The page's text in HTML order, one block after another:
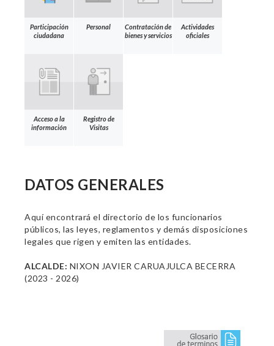
Participación
ciudadana
Personal
Contratación de
bienes y servicios
Actividades
oficiales
Acceso a la
información
Registro de
Visitas
DATOS GENERALES
Aquí encontrará el directorio de los funcionarios
públicos, las leyes, reglamentos y demás disposiciones
legales que rigen y emiten las entidades.
ALCALDE: NIXON JAVIER CARUAJULCA BECERRA
(2023 - 2026)